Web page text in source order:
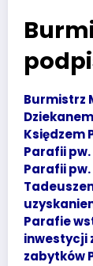
Burmistrz
Księdzem
Parafii pw.
Parafii pw.
Parafie
inwestycji
zabytków